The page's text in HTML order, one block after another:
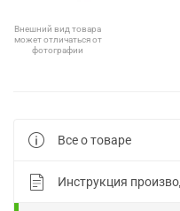
Внешний вид товара
может отличаться от
фотографии
Все о товаре
Инструкция